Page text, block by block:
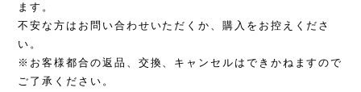
ます。
不安な方はお問い合わせいただくか、購入をお控えくださ
い。
※お客様都合の返品、交換、キャンセルはできかねますので
ご了承ください。